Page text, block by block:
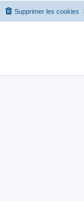
Supprimer les cookies